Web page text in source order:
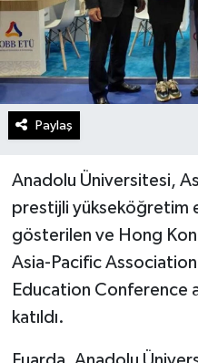
Paylaş
Anadolu Üniversitesi,
prestijli yükseköğretim
gösterilen ve Hong
Asia-Pacific
Education Conference
katıldı.
Sağlık
Spor
Teknoloji
Yaşam